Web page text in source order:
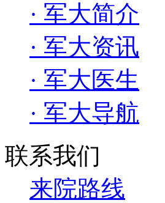
· 军大简介
· 军大资讯
· 军大医生
· 军大导航
联系我们
来院路线